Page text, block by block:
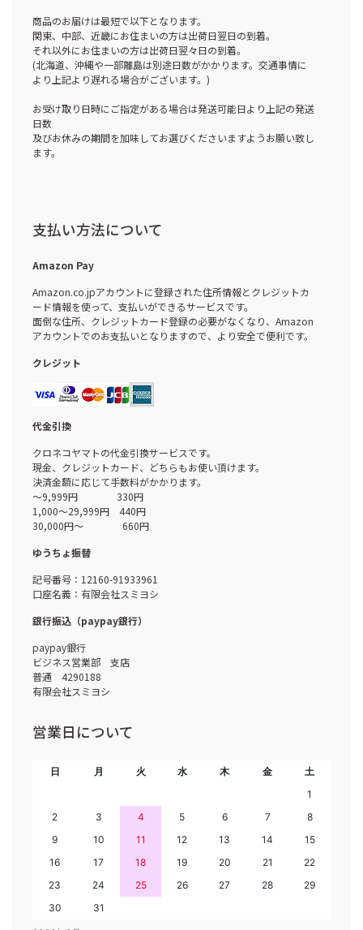
商品のお届けは最短で以下となります。
関東、中部、近畿にお住まいの方は出荷日翌日の到着。
それ以外にお住まいの方は出荷日翌々日の到着。
(北海道、沖縄や一部離島は別途日数がかかります。交通事情に
より上記より遅れる場合がございます。)
お受け取り日時にご指定がある場合は発送可能日より上記の発送
日数
及びお休みの期間を加味してお選びくださいますようお願い致し
ます。
支払い方法について
Amazon Pay
Amazon.co.jpアカウントに登録された住所情報とクレジットカ
ード情報を使って、支払いができるサービスです。
面倒な住所、クレジットカード登録の必要がなくなり、Amazon
アカウントでのお支払いとなりますので、より安全で便利です。
クレジット
代金引換
クロネコヤマトの代金引換サービスです。
現金、クレジットカード、どちらもお使い頂けます。
決済金額に応じて手数料がかかります。
～9,999円 330円
1,000～29,999円 440円
30,000円～ 660円
ゆうちょ振替
記号番号：12160-91933961
口座名義：有限会社スミヨシ
銀行振込（paypay銀行）
paypay銀行
ビジネス営業部 支店
普通 4290188
有限会社スミヨシ
営業日について
日 月 火 水 木 金
土
1
2
3 4 5 6 7
8
9
10 11 12 13 14
15
16
17 18 19 20 21
22
23
24 25 26 27 28
29
30
31